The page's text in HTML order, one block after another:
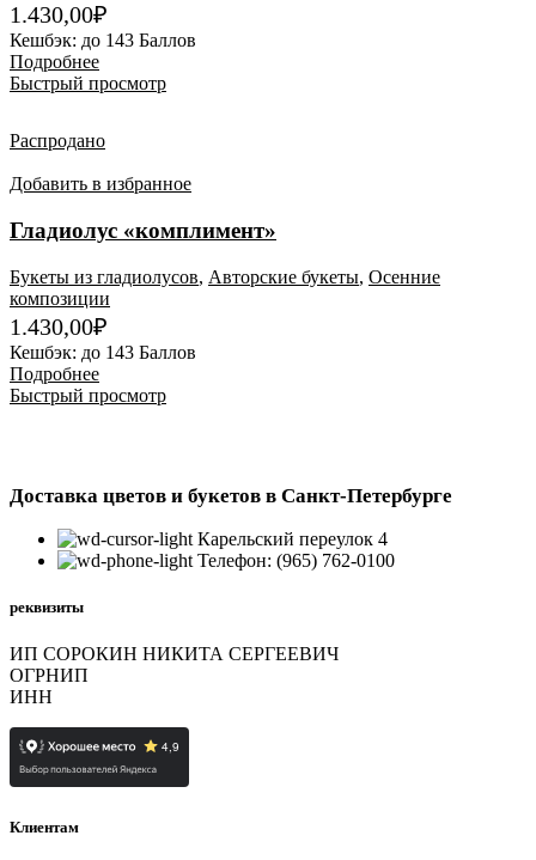
1.430,00₽
Кешбэк: до 143 Баллов
Подробнее
Быстрый просмотр
Распродано
Добавить в избранное
Гладиолус «комплимент»
Букеты из гладиолусов, Авторские букеты, Осенние
композиции
1.430,00₽
Кешбэк: до 143 Баллов
Подробнее
Быстрый просмотр
Доставка цветов и букетов в Санкт-Петербурге
Карельский переулок 4
Телефон: (965) 762-0100
реквизиты
ИП СОРОКИН НИКИТА СЕРГЕЕВИЧ
ОГРНИП
ИНН
Клиентам